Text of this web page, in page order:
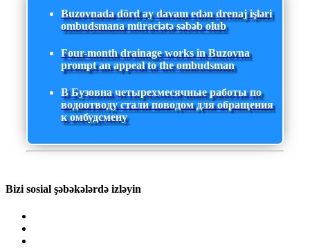
Buzovnada dörd ay davam edən drenaj işləri
ombudsmana müraciətə səbəb olub
Four-month drainage works in Buzovna
prompt an appeal to the ombudsman
В Бузовна четырехмесячные работы по
водоотводу стали поводом для обращения
к омбудсмену
Bizi sosial şəbəkələrdə izləyin